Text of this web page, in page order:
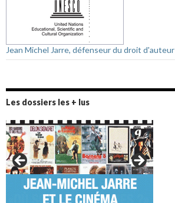
Jean Michel Jarre, défenseur du droit d'auteur
Les dossiers les + lus